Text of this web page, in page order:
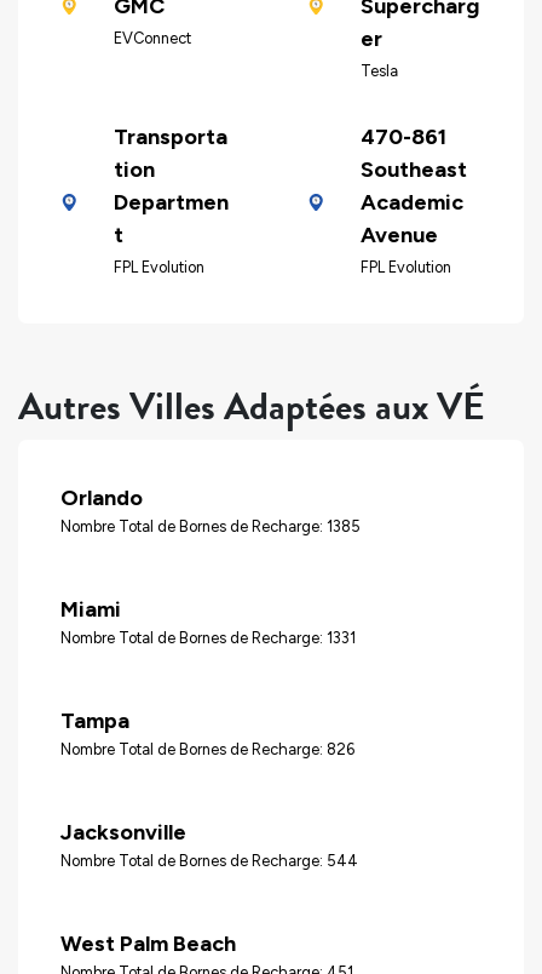
GMC
EVConnect
Supercharg
er
Tesla
Transporta
tion
Departmen
t
FPL Evolution
470-861
Southeast
Academic
Avenue
FPL Evolution
Autres Villes Adaptées aux VÉ
Orlando
Nombre Total de Bornes de Recharge: 1385
Miami
Nombre Total de Bornes de Recharge: 1331
Tampa
Nombre Total de Bornes de Recharge: 826
Jacksonville
Nombre Total de Bornes de Recharge: 544
West Palm Beach